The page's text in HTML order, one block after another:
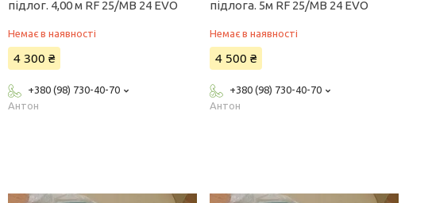
підлог. 4,00 м RF 25/MB 24 EVO
Немає в наявності
4 300 ₴
+380 (98) 730-40-70
Антон
підлога. 5м RF 25/MB 24 EVO
Немає в наявності
4 500 ₴
+380 (98) 730-40-70
Антон